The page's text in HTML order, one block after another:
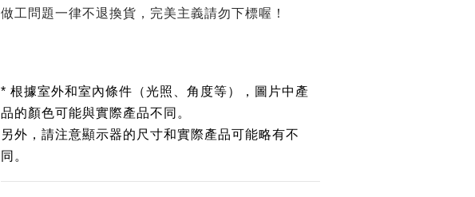
做工問題一律不退換貨，完美主義請勿下標喔！
* 根據室外和室內條件（光照、角度等），圖片中產
品的顏色可能與實際產品不同。
另外，請注意顯示器的尺寸和實際產品可能略有不
同。